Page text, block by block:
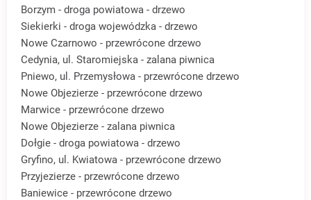
Borzym - droga powiatowa - drzewo
Siekierki - droga wojewódzka - drzewo
Nowe Czarnowo - przewrócone drzewo
Cedynia, ul. Staromiejska - zalana piwnica
Pniewo, ul. Przemysłowa - przewrócone drzewo
Nowe Objezierze - przewrócone drzewo
Marwice - przewrócone drzewo
Nowe Objezierze - zalana piwnica
Dołgie - droga powiatowa - drzewo
Gryfino, ul. Kwiatowa - przewrócone drzewo
Przyjezierze - przewrócone drzewo
Baniewice - przewrócone drzewo